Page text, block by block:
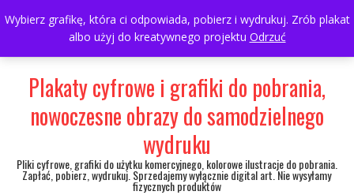
Wybierz grafikę, która ci odpowiada, pobierz i wydrukuj. Zrób plakat
albo użyj do kreatywnego projektu Odrzuć
to
697063361
walulik@gmail.com
My Account
Plakaty cyfrowe i grafiki do pobrania,
nowoczesne obrazy do samodzielnego
wydruku
Pliki cyfrowe, grafiki do użytku komercyjnego, kolorowe ilustracje do pobrania.
Zapłać, pobierz, wydrukuj. Sprzedajemy wyłącznie digital art. Nie wysyłamy
fizycznych produktów